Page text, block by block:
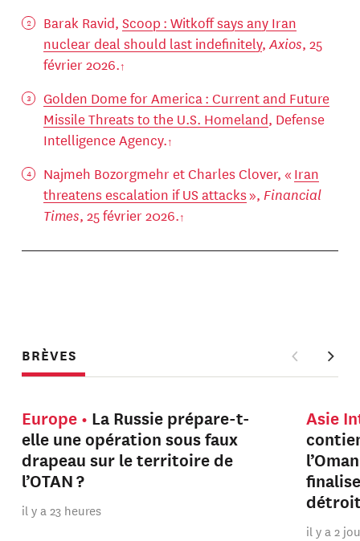
Barak Ravid, Scoop : Witkoff says any Iran
nuclear deal should last indefinitely,Axios, 25
février 2026.
Golden Dome for America : Current and Future
Missile Threats to the U.S. Homeland, Defense
Intelligence Agency.
Najmeh Bozorgmehr et Charles Clover, « Iran
threatens escalation if US attacks», Financial
Times, 25 février 2026.
BRÈVES
Europe
La Russie prépare-t-
elle une opération sous faux
drapeau sur le territoire de
l’OTAN ?
il y a 23 heures
Asie
il y a 2